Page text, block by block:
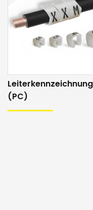
Leiterkennzeichnung
(PC)